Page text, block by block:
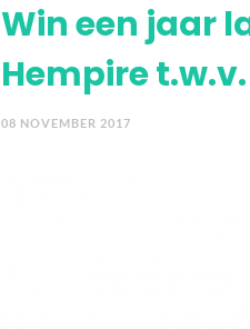
Win een jaar
Hempire
08 NOVEMBER 2017